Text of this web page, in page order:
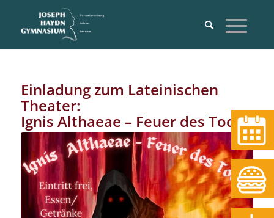
Einladung zum Lateinischen
Theater:
Ignis Althaeae – Feuer des Todes
Termine
Essen